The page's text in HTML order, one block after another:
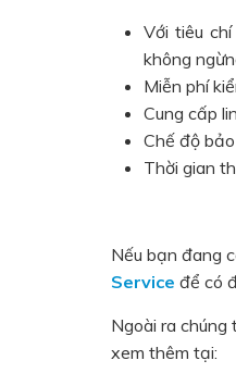
Với tiêu
không
Miễn phí
Cung cấp
Chế độ
Thời gian
Nếu bạn đang
Service để có
Ngoài ra chúng
xem thêm tại: